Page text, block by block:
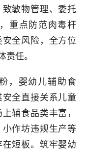
敏物管理、委托
重点防范肉毒杆
全风险，全方位
责任。
，婴幼儿辅助食
全直接关系儿童
辅食品类丰富，
作坊违规生产等
短板。筑牢婴幼